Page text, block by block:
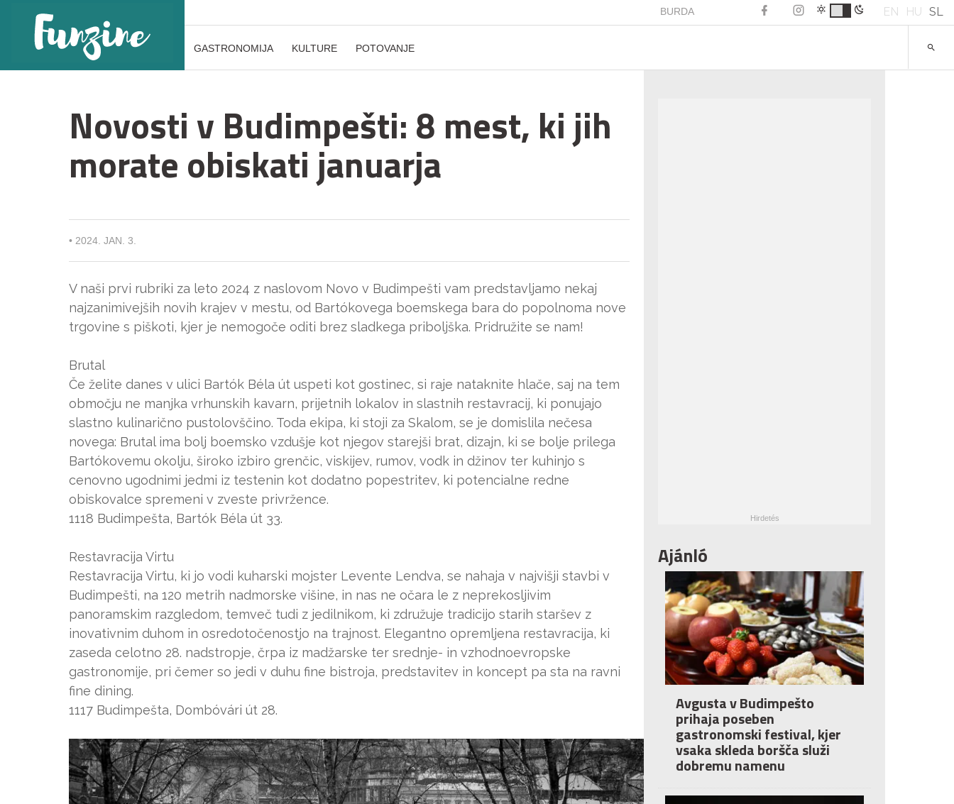
BURDA EN HU SL
GASTRONOMIJA KULTURE POTOVANJE
Novosti v Budimpešti: 8 mest, ki jih
morate obiskati januarja
• 2024. JAN. 3.
V naši prvi rubriki za leto 2024 z naslovom Novo v Budimpešti vam predstavljamo nekaj
najzanimivejših novih krajev v mestu, od Bartókovega boemskega bara do popolnoma nove
trgovine s piškoti, kjer je nemogoče oditi brez sladkega priboljška. Pridružite se nam!
Brutal
Če želite danes v ulici Bartók Béla út uspeti kot gostinec, si raje nataknite hlače, saj na tem
območju ne manjka vrhunskih kavarn, prijetnih lokalov in slastnih restavracij, ki ponujajo
slastno kulinarično pustolovščino. Toda ekipa, ki stoji za Skalom, se je domislila nečesa
novega: Brutal ima bolj boemsko vzdušje kot njegov starejši brat, dizajn, ki se bolje prilega
Bartókovemu okolju, široko izbiro grenčic, viskijev, rumov, vodk in džinov ter kuhinjo s
cenovno ugodnimi jedmi iz testenin kot dodatno popestritev, ki potencialne redne
obiskovalce spremeni v zveste privržence.
1118 Budimpešta, Bartók Béla út 33.
Restavracija Virtu
Restavracija Virtu, ki jo vodi kuharski mojster Levente Lendva, se nahaja v najvišji stavbi v
Budimpešti, na 120 metrih nadmorske višine, in nas ne očara le z neprekosljivim
panoramskim razgledom, temveč tudi z jedilnikom, ki združuje tradicijo starih staršev z
inovativnim duhom in osredotočenostjo na trajnost. Elegantno opremljena restavracija, ki
zaseda celotno 28. nadstropje, črpa iz madžarske ter srednje- in vzhodnoevropske
gastronomije, pri čemer so jedi v duhu fine bistroja, predstavitev in koncept pa sta na ravni
fine dining.
1117 Budimpešta, Dombóvári út 28.
Ajánló
Avgusta v Budimpešto
prihaja poseben
gastronomski festival, kjer
vsaka skleda boršča služi
dobremu namenu